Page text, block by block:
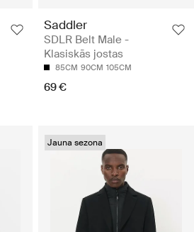
Saddler
SDLR Belt Male -
Klasiskās jostas
85CM 90CM 105CM
69 €
Jauna sezona